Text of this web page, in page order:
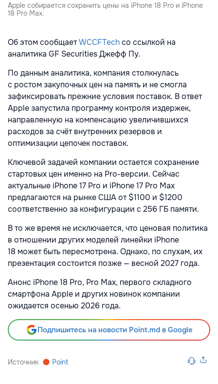
Apple собирается сохранить цены на iPhone 18 Pro и iPhone
18 Pro Max.
Об этом сообщаетWCCFTechсо ссылкой на
аналитика GF Securities Джефф Пу.
По данным аналитика, компания столкнулась
с ростом закупочных цен на память и не смогла
зафиксировать прежние условия поставок. В ответ
Apple запустила программу контроля издержек,
направленную на компенсацию увеличившихся
расходов за счёт внутренних резервов и
оптимизации цепочек поставок.
Ключевой задачей компании остается сохранение
стартовых цен именно на Pro-версии. Сейчас
актуальные iPhone 17 Pro и iPhone 17 Pro Max
предлагаются на рынке США от $1100 и $1200
соответственно за конфигурации с 256 ГБ памяти.
В то же время не исключается, что ценовая политика
в отношении других моделей линейки iPhone
18 может быть пересмотрена. Однако, по слухам, их
презентация состоится позже — весной 2027 года.
Анонс iPhone 18 Pro, Pro Max, первого складного
смартфона Apple и других новинок компании
ожидается осенью 2026 года.
Подпишитесь на новости Point.md в Google
Источник Point